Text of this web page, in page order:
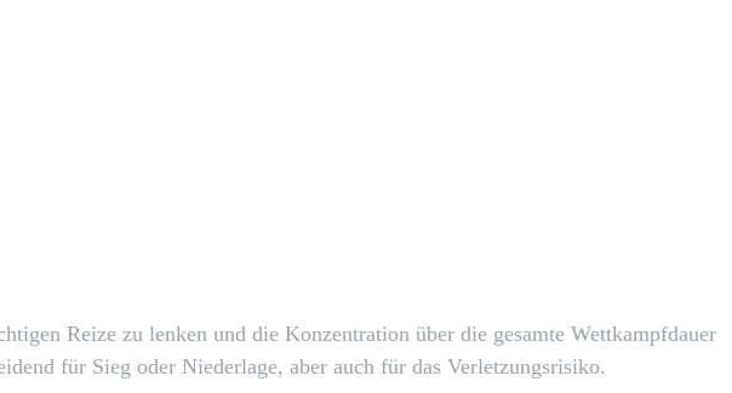
Reize zu lenken und die Konzentration über die gesamte Wettkampfdauer
für Sieg oder Niederlage, aber auch für das Verletzungsrisiko.